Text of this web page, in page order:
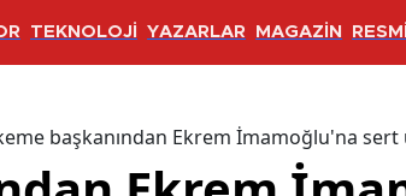
TEKNOLOJİ YAZARLAR MAGAZİN
başkanından Ekrem İmamoğlu'na sert